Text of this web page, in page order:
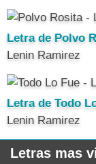
Letra de Polvo
Lenin Ramirez
Letra de Todo
Lenin Ramirez
Letras mas